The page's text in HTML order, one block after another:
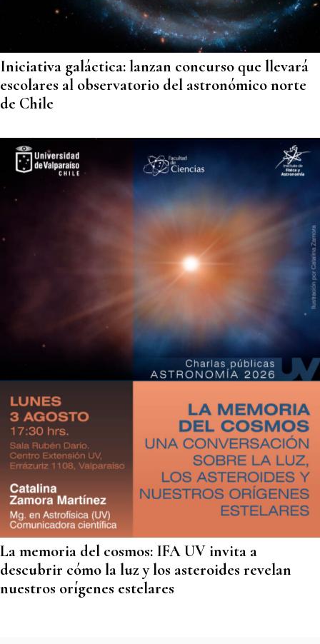
Iniciativa galáctica: lanzan concurso que llevará
escolares al observatorio del astronómico norte
de Chile
La memoria del cosmos: IFA UV invita a
descubrir cómo la luz y los asteroides revelan
nuestros orígenes estelares